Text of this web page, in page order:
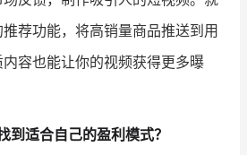
荐功能，将高销量商品推送到用
容也能让你的视频获得更多曝
到适合自己的盈利模式？